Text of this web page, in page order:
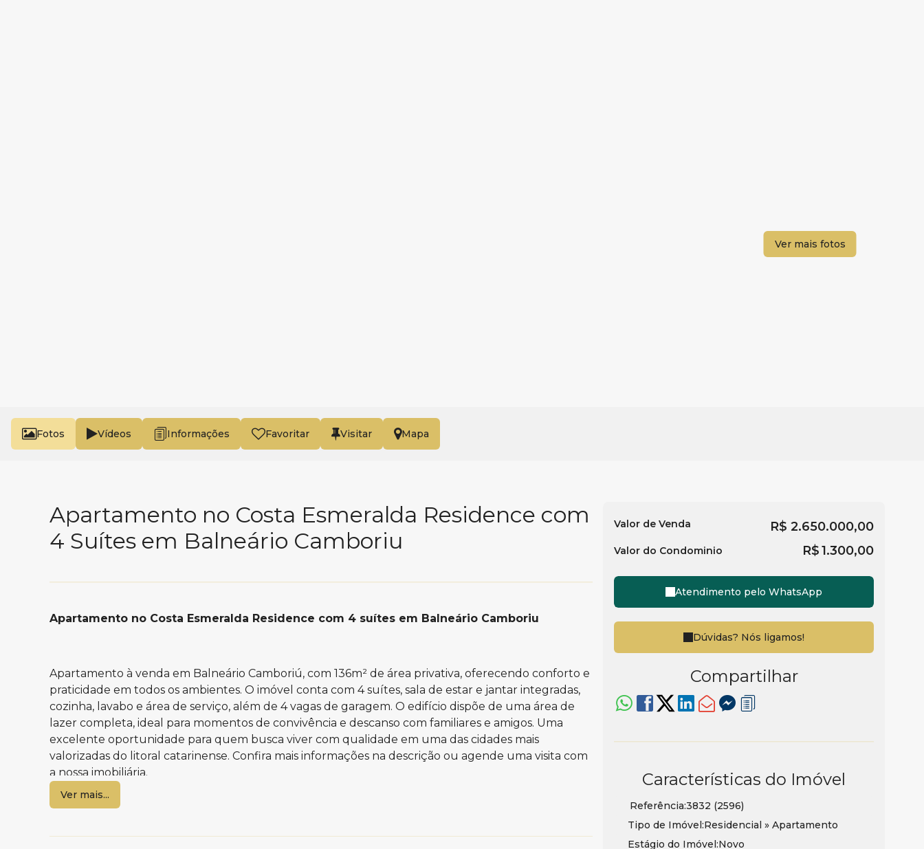
Fotos Vídeos Favoritar Mapa
Apartamento no Costa Esmeralda Residence com
4 Suítes em Balneário Camboriu
Apartamento no Costa Esmeralda Residence com 4 suítes em Balneário Camboriu
Apartamento à venda em Balneário Camboriú, com 136m² de área privativa, oferecendo conforto e
praticidade em todos os ambientes. O imóvel conta com 4 suítes, sala de estar e jantar integradas,
cozinha, lavabo e área de serviço, além de 4 vagas de garagem. O edifício dispõe de uma área de
lazer completa, ideal para momentos de convivência e descanso com familiares e amigos. Uma
excelente oportunidade para quem busca viver com qualidade em uma das cidades mais
valorizadas do litoral catarinense. Confira mais informações na descrição ou agende uma visita com
a nossa imobiliária.
Ver mais...
R$ 2.650.000,00
Valor de Venda
Valor do Condominio R$1.300,00
Atendimento pelo WhatsApp
Dúvidas? Nós ligamos!
Compartilhar
Características do Imóvel
Referência:3832 (2596)
Tipo de Imóvel:Residencial » Apartamento
Estágio do Imóvel:Novo